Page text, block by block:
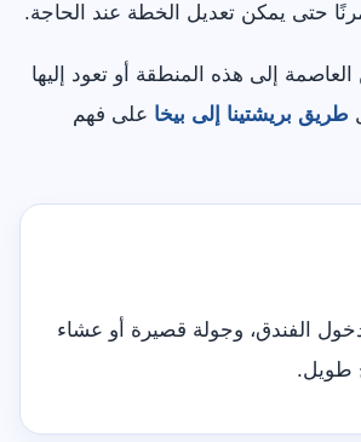
حتى يمكن تعديل الخطة عند الحاجة.
إلى هذه المنطقة أو تعود إليها
طريق بريشتينا إلى بيخا على فهم
دخول الفندق، وجولة قصيرة أو عشاء
طويل.